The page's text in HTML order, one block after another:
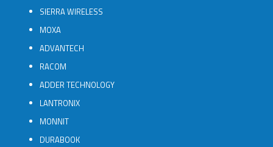
SIERRA WIRELESS
MOXA
ADVANTECH
RACOM
ADDER TECHNOLOGY
LANTRONIX
MONNIT
DURABOOK